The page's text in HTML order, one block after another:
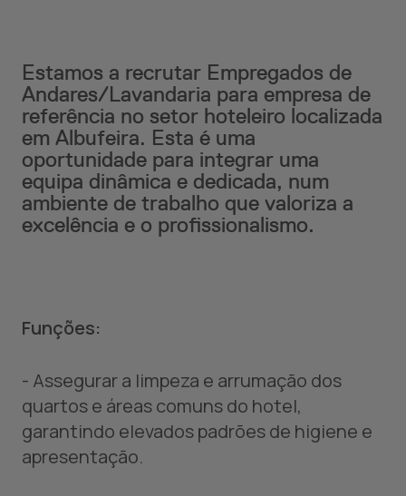
Estamos a recrutar Empregados de
Andares/Lavandaria para empresa de
referência no setor hoteleiro localizada
em Albufeira. Esta é uma
oportunidade para integrar uma
equipa dinâmica e dedicada, num
ambiente de trabalho que valoriza a
excelência e o profissionalismo.
Funções:
- Assegurar a limpeza e arrumação dos
quartos e áreas comuns do hotel,
garantindo elevados padrões de higiene e
apresentação.